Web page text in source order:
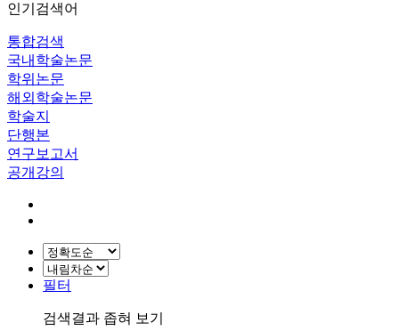
인기검색어
통합검색
국내학술논문
학위논문
해외학술논문
학술지
단행본
연구보고서
공개강의
필터
검색결과 좁혀 보기